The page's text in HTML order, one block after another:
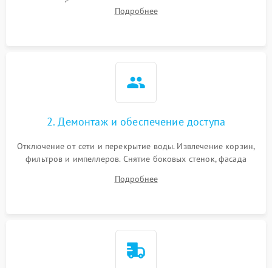
жалоб на отсутствие слива, нагрева, вращения
разбрызгивателей или срабатывание системы защиты
Подробнее
2. Демонтаж и обеспечение доступа
Отключение от сети и перекрытие воды. Извлечение корзин,
фильтров и импеллеров. Снятие боковых стенок, фасада
циркуляционному насосу, ТЭНу и сливной помпе.
Подробнее